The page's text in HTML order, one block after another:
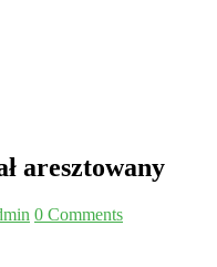
aresztowany
0 Comments